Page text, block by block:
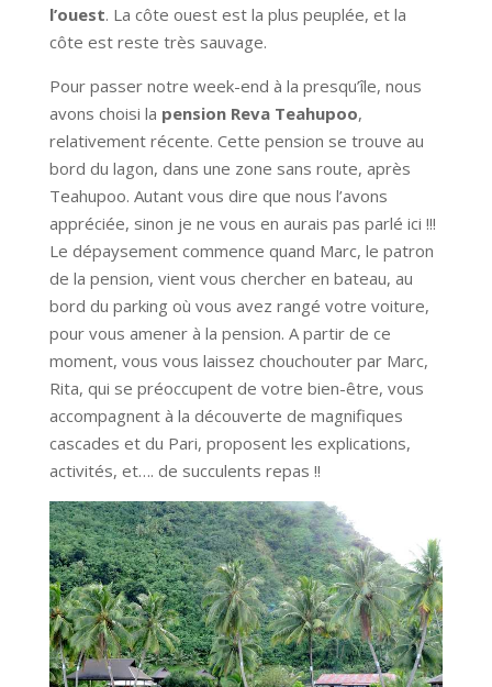
l’ouest. La côte ouest est la plus peuplée, et la
côte est reste très sauvage.
Pour passer notre week-end à la presqu’île, nous
avons choisi la pension Reva Teahupoo,
relativement récente. Cette pension se trouve au
bord du lagon, dans une zone sans route, après
Teahupoo. Autant vous dire que nous l’avons
appréciée, sinon je ne vous en aurais pas parlé ici !!!
Le dépaysement commence quand Marc, le patron
de la pension, vient vous chercher en bateau, au
bord du parking où vous avez rangé votre voiture,
pour vous amener à la pension. A partir de ce
moment, vous vous laissez chouchouter par Marc,
Rita, qui se préoccupent de votre bien-être, vous
accompagnent à la découverte de magnifiques
cascades et du Pari, proposent les explications,
activités, et…. de succulents repas !!